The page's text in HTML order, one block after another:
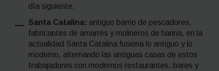
día siguiente.
Santa Catalina: antiguo barrio de pescadores,
fabricantes de amarres y molineros de harina, en la
actualidad Santa Catalina fusiona lo antiguo y lo
moderno, alternando las antiguas casas de estos
trabajadores con modernos restaurantes, bares y